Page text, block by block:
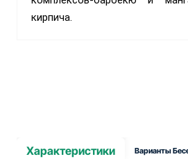
кирпича.
Характеристики Варианты